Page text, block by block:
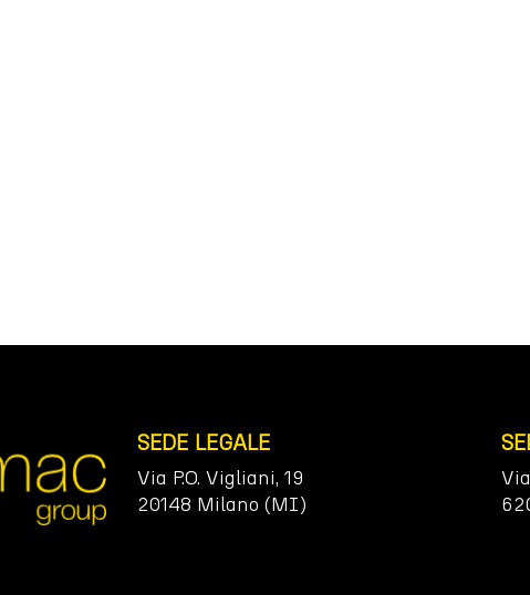
SEDE LEGALE
Via P.O. Vigliani, 19
20148 Milano (MI)